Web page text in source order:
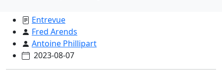
Entrevue
Fred Arends
Antoine Phillipart
2023-08-07